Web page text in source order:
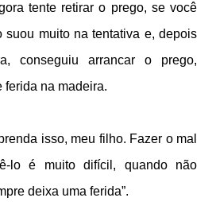
tente retirar o prego, se você
suou muito na tentativa e, depois
conseguiu arrancar o prego,
ferida na madeira.
isso, meu filho. Fazer o mal
lo é muito difícil, quando não
deixa uma ferida”.